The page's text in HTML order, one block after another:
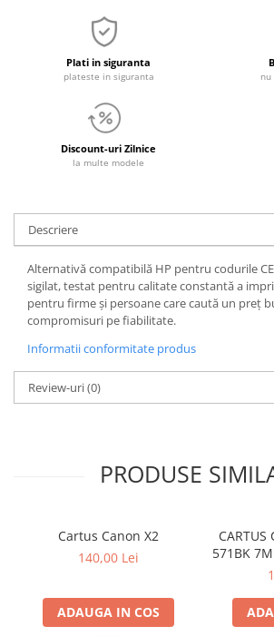
Plati in siguranta
plateste in siguranta
Discount-uri Zilnice
la multe modele
Descriere
Alternativă compatibilă HP pentru codurile
sigilat, testat pentru calitate constantă a
pentru firme și persoane care caută un preț
compromisuri pe fiabilitate.
Informatii conformitate produs
Review-uri(0)
PRODUSE
Cartus Canon X2
140,00 Lei
ADAUGA IN COS
CARTUS
571BK